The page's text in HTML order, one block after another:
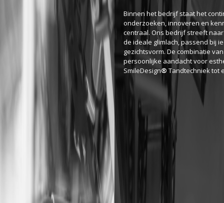
Binnen het bedrijf staat het
onderzoeken, innoveren en
centraal. Ons bedrijf streeft
de ideale glimlach, passend bij
gezichtsvorm. De combinatie
persoonlijke aandacht voor
SmileDesign® Tandtechniek tot